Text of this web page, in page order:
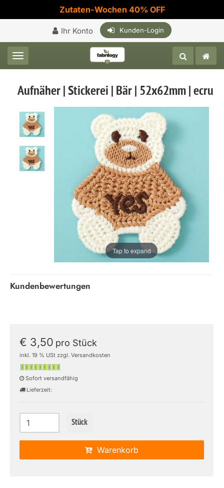
Zutaten-Wochen 40% OFF
Ihr Konto Kunden-Login
Toggle navigation
Aufnäher | Stickerei | Bär | 52x62mm | ecru
Tap to expand
Kundenbewertungen
€ 3,50 pro Stück
inkl. 19 % USt zzgl. Versandkosten
Sofort versandfähig
Lieferzeit:
Stück
Warenkorb